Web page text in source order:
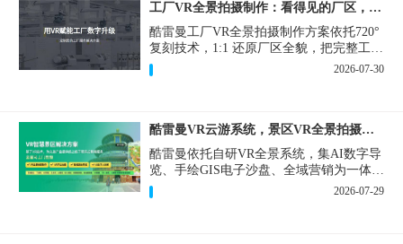
工厂VR全景拍摄制作：看得见的厂区，省下来的成本
酷雷曼工厂VR全景拍摄制作方案依托720°
复刻技术，1:1 还原厂区全貌，把完整工厂
搬进手机、电脑大屏，既是工厂对外拓客
的数字化名片，也是内部管理、人员培训
2026-07-30
酷雷曼VR云游系统，景区VR全景拍摄制作一站式落地
酷雷曼依托自研VR全景系统，集AI数字导
览、手绘GIS电子沙盘、全域营销为一体，
打造从VR全景拍摄制作到成熟VR云游落
地案例。
2026-07-29